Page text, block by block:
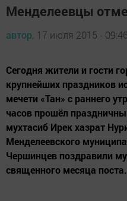
Менделеевцы
автор, 17 июля 2015 - 09:46
Сегодня жители и гости
крупнейших праздников
мечети «Тан» с раннего
часов прошёл
мухтасиб Ирек хазрат
Менделеевского
Чершинцев поздравили
священного месяца